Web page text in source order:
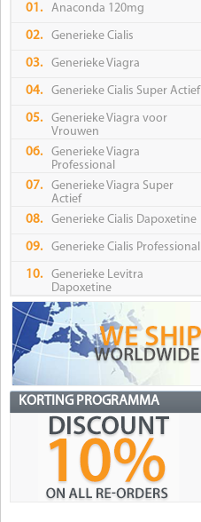
01. Anaconda 120mg
02. Generieke Cialis
03. Generieke Viagra
04. Generieke Cialis Super Actief
05.
Generieke Viagra voor
Vrouwen
06.
Generieke Viagra
Professional
07.
Generieke Viagra Super
Actief
08.
Generieke Cialis Dapoxetine
09. Generieke Cialis Professional
10.
Generieke Levitra
Dapoxetine
KORTING PROGRAMMA